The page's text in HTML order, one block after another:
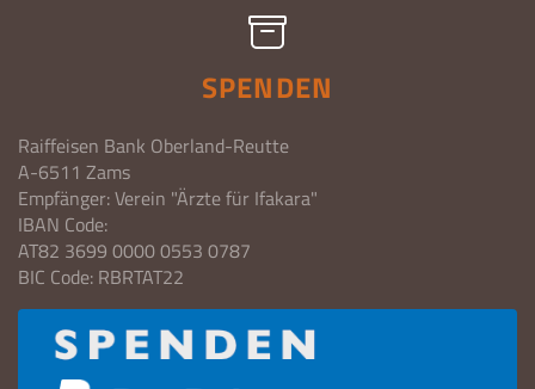
SPENDEN
Raiffeisen Bank Oberland-Reutte
A-6511 Zams
Empfänger: Verein "Ärzte für Ifakara"
IBAN Code:
AT82 3699 0000 0553 0787
BIC Code: RBRTAT22